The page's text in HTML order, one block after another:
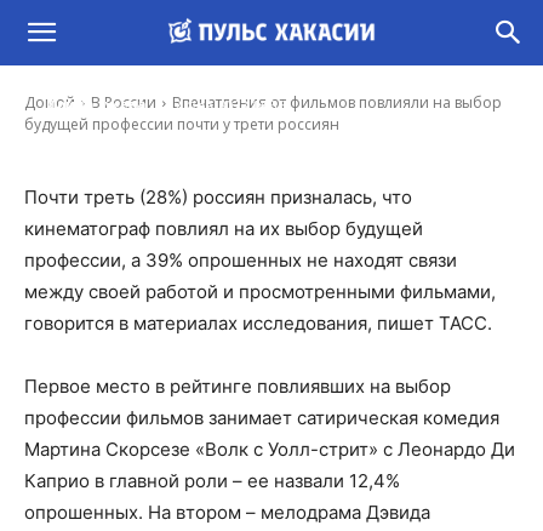
Домой В России
Впечатления от фильмов повлияли на выбор
будущей профессии почти у трети россиян
Впечатления от фильмов повлияли на выбор
будущей профессии почти у трети россиян
Ирина Гусева - 12 Фев, 2023 14:36
Почти треть (28%) россиян призналась, что
кинематограф повлиял на их выбор будущей
профессии, а 39% опрошенных не находят связи
между своей работой и просмотренными фильмами,
говорится в материалах исследования, пишет ТАСС.
Первое место в рейтинге повлиявших на выбор
профессии фильмов занимает сатирическая комедия
Мартина Скорсезе «Волк с Уолл-стрит» с Леонардо Ди
Каприо в главной роли – ее назвали 12,4%
опрошенных. На втором – мелодрама Дэвида